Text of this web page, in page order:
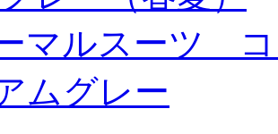
マルスーツ
ムグレー